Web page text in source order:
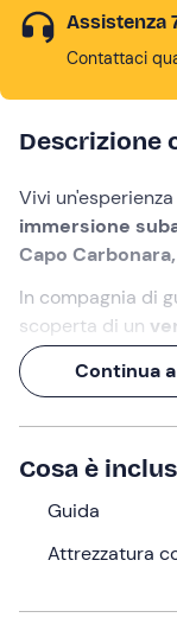
Assistenza
Contattaci
Descrizione
Vivi
immersione
Capo
In compagnia di
scoperta di un
di rocce
incredibili colori.
Potrai osservare
dalle piante come
più grandi come
passando per le
Sphyraena
Che aspetti?
Continua
Cosa è
Guida
Attrezzatura